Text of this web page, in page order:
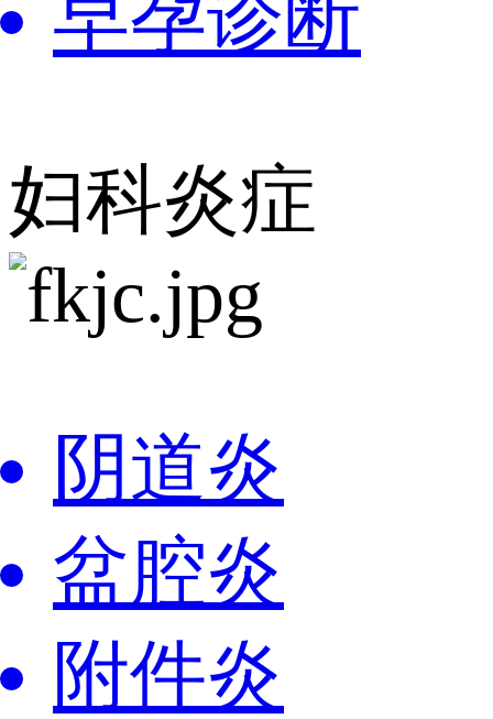
早孕诊断
妇科炎症
阴道炎
盆腔炎
附件炎